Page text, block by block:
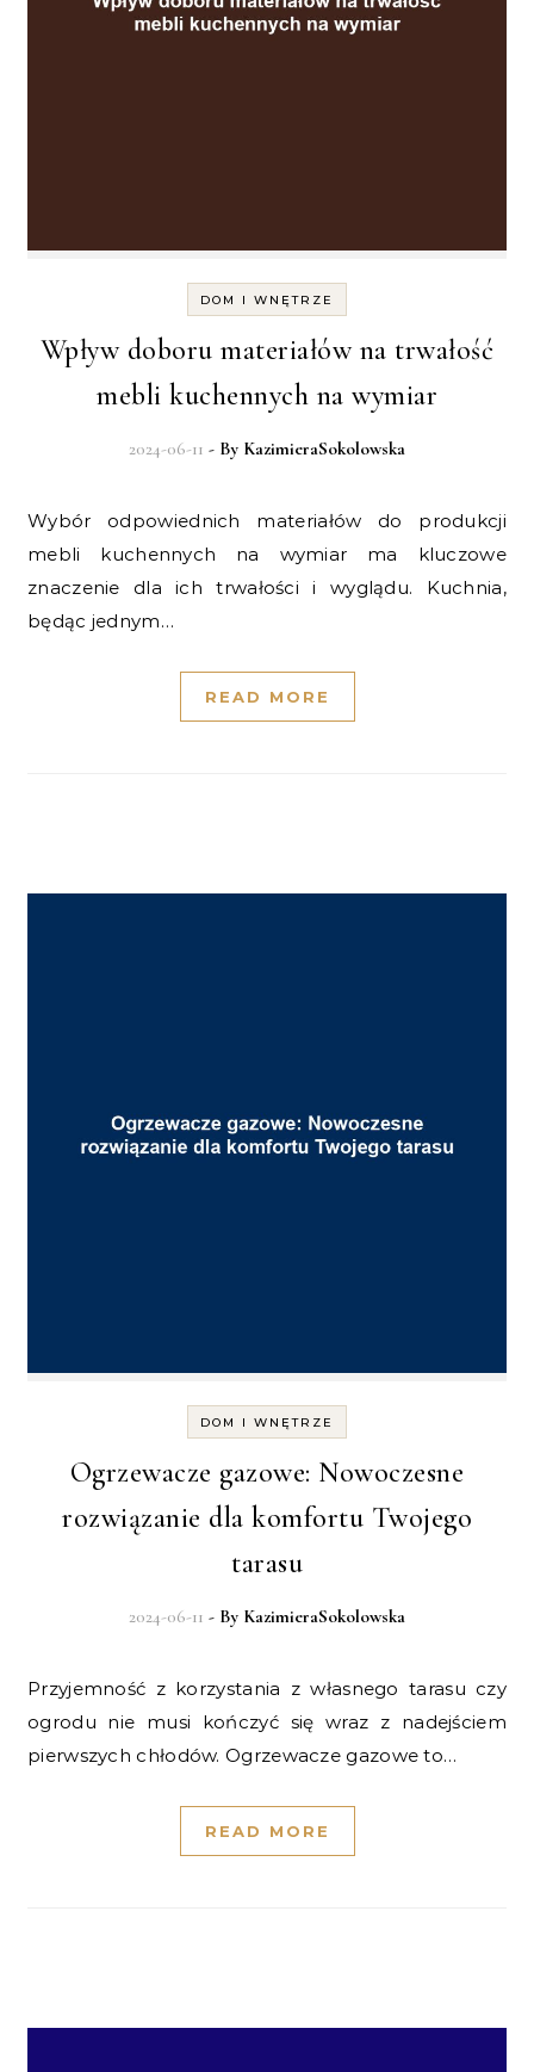
DOM I WNĘTRZE
Wpływ doboru materiałów na trwałość
mebli kuchennych na wymiar
2024-06-11 - By KazimieraSokolowska
Wybór odpowiednich materiałów do produkcji
mebli kuchennych na wymiar ma kluczowe
znaczenie dla ich trwałości i wyglądu. Kuchnia,
będąc jednym…
READ MORE
DOM I WNĘTRZE
Ogrzewacze gazowe: Nowoczesne
rozwiązanie dla komfortu Twojego
tarasu
2024-06-11 - By KazimieraSokolowska
Przyjemność z korzystania z własnego tarasu czy
ogrodu nie musi kończyć się wraz z nadejściem
pierwszych chłodów. Ogrzewacze gazowe to…
READ MORE